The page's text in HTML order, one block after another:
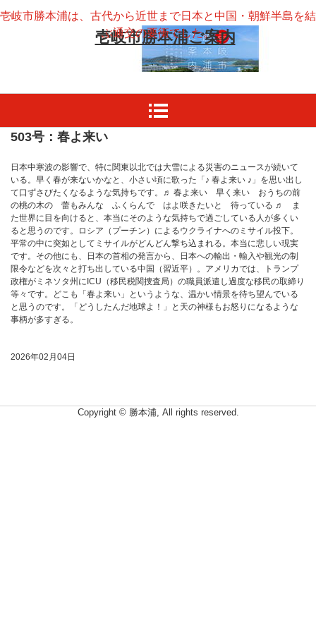
壱岐市勝本浦ご案内
壱岐市勝本浦は、古代から近世まで日本と中国・朝鮮半島を結
ぶ通交の要衝でした。
503号：春よ来い
日本中寒波の影響で、特に関東以北では大雪による災害のニュースが続いて
いる。早く春が来ないかなと、小さい頃に歌った「♪ 春よ来い ♪」を思い出し
て口ずさびたくなるような気持ちです。♬ 春よ来い 早く来い おうちの前
の桃の木の 蕾もみんな ふくらんで はよ咲きたいと 待っている ♬ ま
た世界に目を向けると、本当にそのような気持ちで過ごしている人が多くい
ると思うのです。ロシア（プーチン）によるウクライナへのミサイル投下。
平常の中に突如としてミサイルがどんどん撃ち込まれる。本当に悲しい現実
です。その他にも、日本の首相の発言から、日本への輸出・輸入や観光の制
限令などを次々と打ち出している中国（習近平）。アメリカでは、トランプ
政権がミネソタ州にICU（移民税関捜査局）の職員派遣し過度な移民の取締り
等々です。どこも「春よ来い」というような、温かい情景を待ち望んでいる
と思うのです。「どうしたんだ地球よ！」と天の神様もお怒りになるような
事柄が多すぎる。
2026年02月04日
Copyright © 勝本浦, All rights reserved.